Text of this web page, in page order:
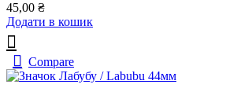
45,00 ₴
Додати в кошик
Compare